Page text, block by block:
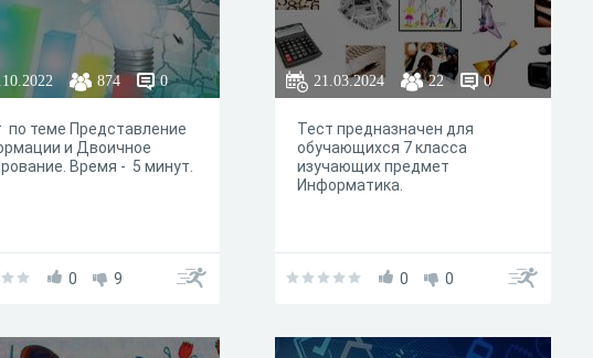
874 0
по теме Представление
и Двоичное
Время - 5 минут.
0 9
21.03.2024 22 0
Тест предназначен для
обучающихся 7 класса
изучающих предмет
Информатика.
0 0